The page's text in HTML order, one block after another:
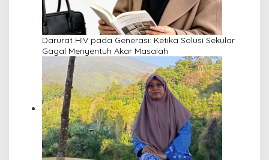
Darurat HIV pada Generasi: Ketika Solusi Sekular
Gagal Menyentuh Akar Masalah